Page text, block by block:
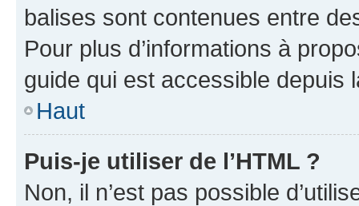
balises sont contenues entre
Pour plus d’informations à
guide qui est accessible depuis
Haut
Puis-je utiliser de l’HTML ?
Non, il n’est pas possible